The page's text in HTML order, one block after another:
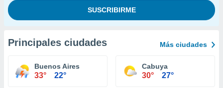
Principales ciudades Más ciudades
Buenos Aires
33° 22°
Cabuya
30° 27°